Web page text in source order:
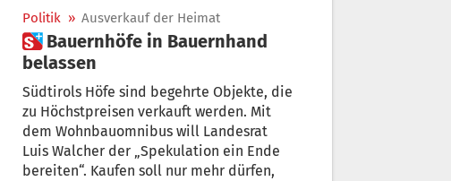
Politik » Ausverkauf der Heimat
 Bauernhöfe in Bauernhand
belassen
Südtirols Höfe sind begehrte Objekte, die
zu Höchstpreisen verkauft werden. Mit
dem Wohnbauomnibus will Landesrat
Luis Walcher der „Spekulation ein Ende
bereiten“. Kaufen soll nur mehr dürfen,